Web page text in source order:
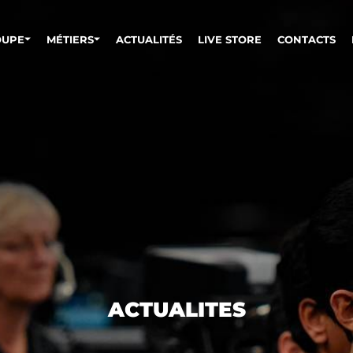
MÉTIERS ACTUALITÉS LIVE STORE CONTACTS
ACTUALITES